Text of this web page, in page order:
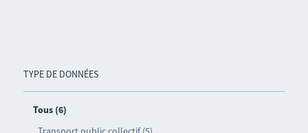
TYPE DE DONNÉES
Tous (6)